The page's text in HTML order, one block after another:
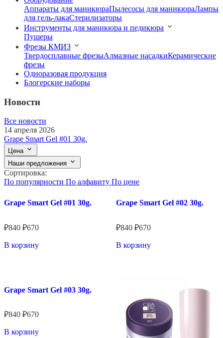
Аппараты для маникюраПылесосы для маникюраЛампы
для гель-лакаСтерилизаторы
Инструменты для маникюра и педикюра
Пушеры
Фрезы КМИЗ
Твердосплавные фрезыАлмазные насадкиКерамические
фрезы
Одноразовая продукция
Блогерские наборы
Новости
Все новости
14 апреля 2026
Grape Smart Gel #01 30g.
Цена
Наши предложения
Сортировка:
По популярности По алфавиту По цене
Grape Smart Gel #01 30g.
★★★★★
₽840 ₽670
В корзину
Grape Smart Gel #02 30g.
★★★★★
₽840 ₽670
В корзину
Grape Smart Gel #03 30g.
★★★★★
₽840 ₽670
В корзину